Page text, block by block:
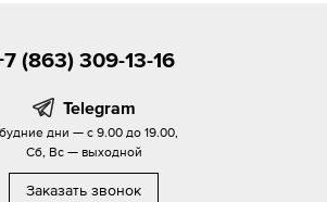
(863) 309-13-16
Telegram
дни — с 9.00 до 19.00,
Сб, Вс — выходной
Заказать звонок